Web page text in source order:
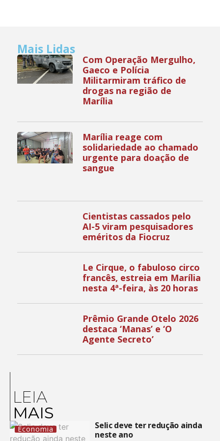
Mais Lidas
Com Operação Mergulho,
Gaeco e Polícia
Militarmiram tráfico de
drogas na região de
Marília
Marília reage com
solidariedade ao chamado
urgente para doação de
sangue
Cientistas cassados pelo
AI-5 viram pesquisadores
eméritos da Fiocruz
Le Cirque, o fabuloso circo
francês, estreia em Marília
nesta 4ª-feira, às 20 horas
Prêmio Grande Otelo 2026
destaca ‘Manas’ e ‘O
Agente Secreto’
LEIA
MAIS
Economia
Selic deve ter redução ainda
neste ano